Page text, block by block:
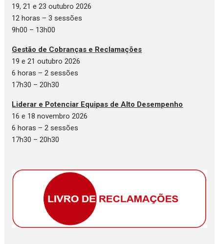
19, 21 e 23 outubro 2026
12 horas – 3 sessões
9h00 – 13h00
Gestão de Cobranças e Reclamações
19 e 21 outubro 2026
6 horas – 2 sessões
17h30 – 20h30
Liderar e Potenciar Equipas de Alto Desempenho
16 e 18 novembro 2026
6 horas – 2 sessões
17h30 – 20h30